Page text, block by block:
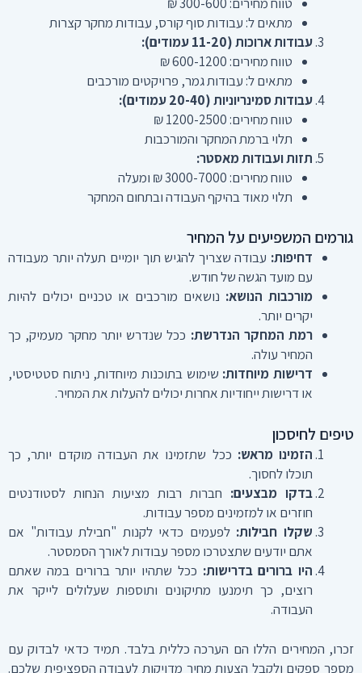
מתאים ל: עבודות סוף קורס, עבודות מחקר קצרות
עבודות ארוכות (11-20 עמודים):
טווח מחירים: 600-1200 ₪
מתאים ל: עבודות גמר, פרויקטים מורכבים
עבודות סמינריוניות (20-40 עמודים):
טווח מחירים: 1200-2500 ₪
תלוי ברמת המחקר והמורכבות
תזות ועבודות מאסטר:
טווח מחירים: 3000-7000 ₪ ומעלה
תלוי מאוד בהיקף העבודה ובתחום המחקר
גורמים המשפיעים על המחיר
דחיפות:עבודה שצריך להגיש תוך יומיים תעלה יותר מעבודה
עם מועד הגשה של חודש.
מורכבות הנושא:נושאים מורכבים או טכניים יכולים להיות
יקרים יותר.
רמת המחקר הנדרשת:ככל שנדרש יותר מחקר מעמיק, כך
המחיר עולה.
דרישות מיוחדות:שימוש בתוכנות מיוחדות, ניתוח סטטיסטי,
או דרישות ייחודיות אחרות יכולים להעלות את המחיר.
טיפים לחיסכון
הזמינו מראש:ככל שתזמינו את העבודה מוקדם יותר, כך
תוכלו לחסוך.
בדקו מבצעים:חברות רבות מציעות הנחות לסטודנטים
חוזרים או למזמינים מספר עבודות.
שקלו חבילות:לפעמים כדאי לקנות "חבילת עבודות" אם
אתם יודעים שתצטרכו מספר עבודות לאורך הסמסטר.
היו ברורים בדרישות:ככל שתהיו יותר ברורים במה שאתם
רוצים, כך תימנעו מתיקונים ותוספות שעלולים לייקר את
העבודה.
זכרו, המחירים הללו הם הערכה כללית בלבד. תמיד כדאי לבדוק עם
מספר ספקים ולקבל הצעות מחיר מדויקות לעבודה הספציפית שלכם.